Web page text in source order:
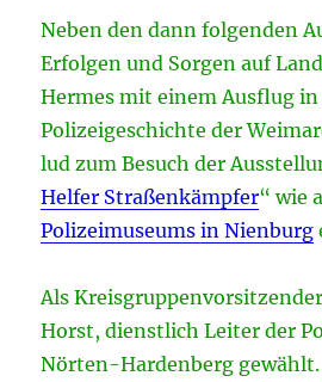
Neben den dann folgenden
Erfolgen und Sorgen auf
Hermes mit einem Ausflug in
Polizeigeschichte der
lud zum Besuch der
Helfer Straßenkämpfer“ wie
Polizeimuseums in Nienburg
Als
Horst, dienstlich Leiter der
Nörten-Hardenberg gewählt.